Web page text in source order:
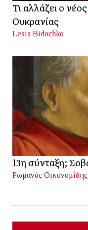
Τι αλλάζει ο
Ουκρανίας
Lesia Bidochko
13η σύνταξη;
Ρωμανός Οικονομίδης